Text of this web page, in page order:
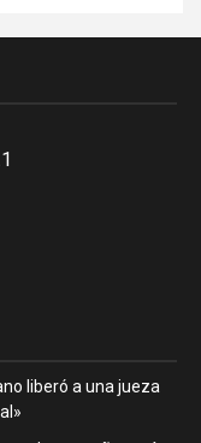
liberó a una jueza